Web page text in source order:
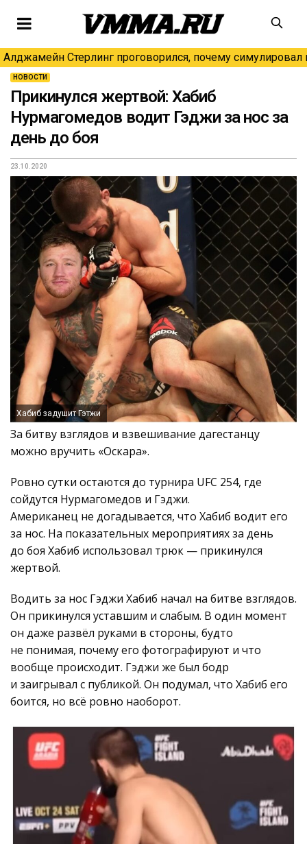
Алджамейн Стерлинг проговорился, почему симулировал
НОВОСТИ
Прикинулся жертвой: Хабиб
Нурмагомедов водит Гэджи за нос за
день до боя
23.10.2020
Хабиб задушит Гэтжи
За битву взглядов и взвешивание дагестанцу
можно вручить «Оскара».
Ровно сутки остаются до турнира UFC 254, где
сойдутся Нурмагомедов и Гэджи.
Американец не догадывается, что Хабиб водит его
за нос. На показательных мероприятиях за день
до боя Хабиб использовал трюк — прикинулся
жертвой.
Водить за нос Гэджи Хабиб начал на битве взглядов.
Он прикинулся уставшим и слабым. В один момент
он даже развёл руками в стороны, будто
не понимая, почему его фотографируют и что
вообще происходит. Гэджи же был бодр
и заигрывал с публикой. Он подумал, что Хабиб его
боится, но всё ровно наоборот.